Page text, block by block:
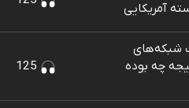
آمریکایی
شبکه‌های
چه بوده